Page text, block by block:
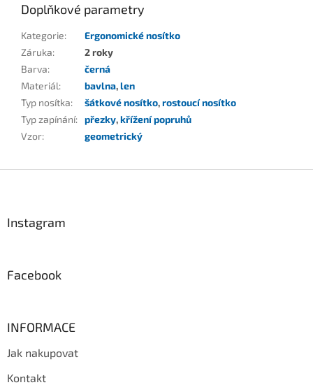
Doplňkové parametry
Kategorie:
Ergonomické nosítko
Záruka:
2 roky
Barva:
černá
Materiál: bavlna,len
Typ nosítka: šátkové nosítko,rostoucí nosítko
Typ zapínání: přezky,křížení popruhů
Vzor: geometrický
Instagram
Facebook
INFORMACE
Jak nakupovat
Kontakt